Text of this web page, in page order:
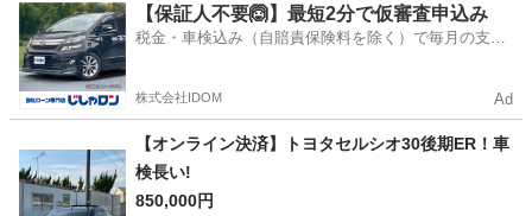
岡山 岡山市 西大寺駅 その他 アストンマーティン
【保証人不要🙆】最短2分で仮審査申込み
税金・車検込み（自賠責保険料を除く）で毎月の支払
株式会社IDOM Ad
【オンライン決済】トヨタセルシオ30後期ER！車
検長い!
850,000円